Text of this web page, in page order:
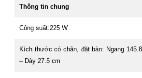
Thông tin chung
Công suất:225 W
Kích thước có chân, đặt bàn: Ngang
– Dày 27.5 cm